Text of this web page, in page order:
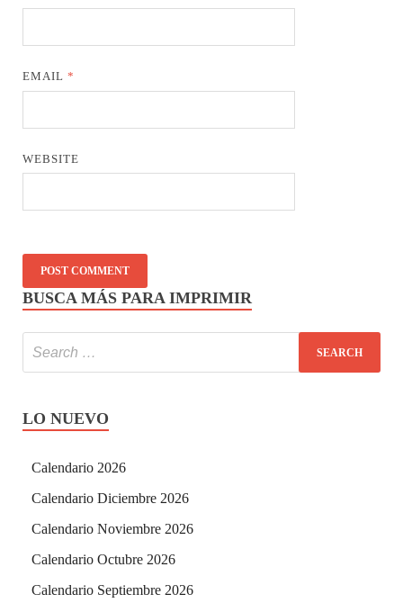
EMAIL*
WEBSITE
BUSCA MÁS PARA IMPRIMIR
LO NUEVO
Calendario 2026
Calendario Diciembre 2026
Calendario Noviembre 2026
Calendario Octubre 2026
Calendario Septiembre 2026